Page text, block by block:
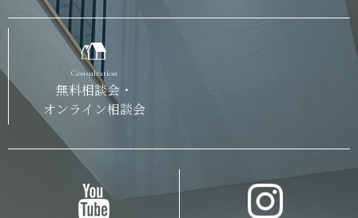
Consultation
無料相談会・
オンライン相談会